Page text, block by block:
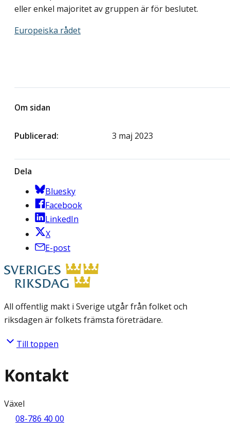
eller enkel majoritet av gruppen är för beslutet.
Europeiska rådet
Om sidan
Publicerad 3 maj 2023
Dela
Bluesky
Facebook
LinkedIn
X
E-post
All offentlig makt i Sverige utgår från folket och
riksdagen är folkets främsta företrädare.
Till toppen
Kontakt
Växel
08-786 40 00